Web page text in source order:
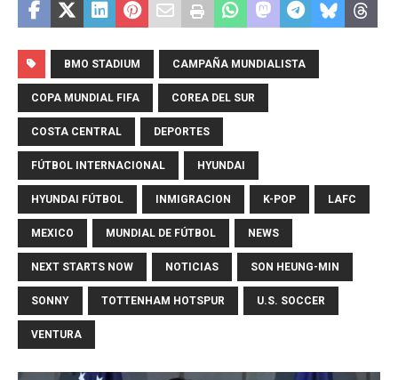
BMO STADIUM CAMPAÑA MUNDIALISTA
COPA MUNDIAL FIFA COREA DEL SUR
COSTA CENTRAL DEPORTES
FÚTBOL INTERNACIONAL HYUNDAI
HYUNDAI FÚTBOL INMIGRACION K-POP LAFC
MEXICO MUNDIAL DE FÚTBOL NEWS
NEXT STARTS NOW NOTICIAS SON HEUNG-MIN
SONNY TOTTENHAM HOTSPUR U.S. SOCCER
VENTURA